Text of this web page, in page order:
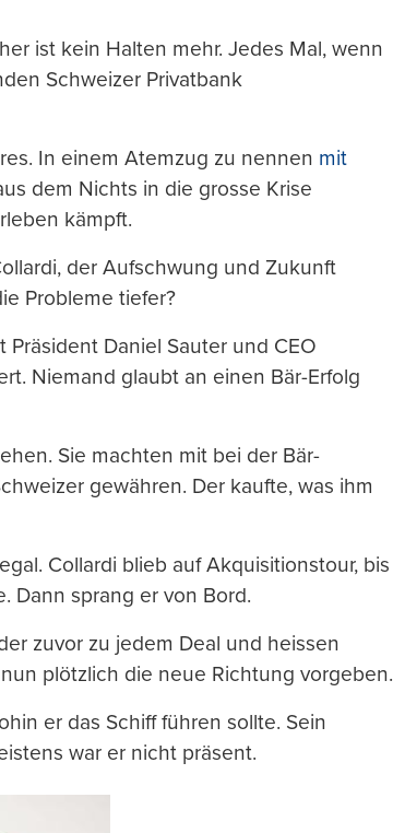
ist kein Halten mehr. Jedes Mal, wenn
Schweizer Privatbank
In einem Atemzug zu nennen mit
dem Nichts in die grosse Krise
kämpft.
der Aufschwung und Zukunft
Probleme tiefer?
Präsident Daniel Sauter und CEO
Niemand glaubt an einen Bär-Erfolg
Sie machten mit bei der Bär-
gewähren. Der kaufte, was ihm
Collardi blieb auf Akquisitionstour, bis
Dann sprang er von Bord.
zuvor zu jedem Deal und heissen
plötzlich die neue Richtung vorgeben.
er das Schiff führen sollte. Sein
war er nicht präsent.